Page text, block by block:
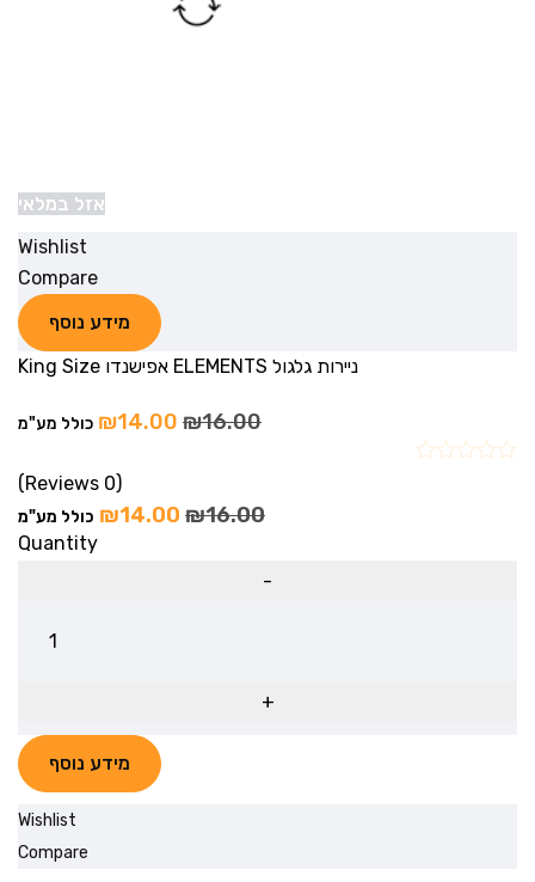
אזל במלאי
Wishlist
Compare
מידע נוסף
ניירות גלגול ELEMENTS אפישנדו King Size
₪16.00
₪14.00 כולל מע"מ
(0 Reviews)
₪16.00
₪14.00 כולל מע"מ
Quantity
מידע נוסף
Wishlist
Compare